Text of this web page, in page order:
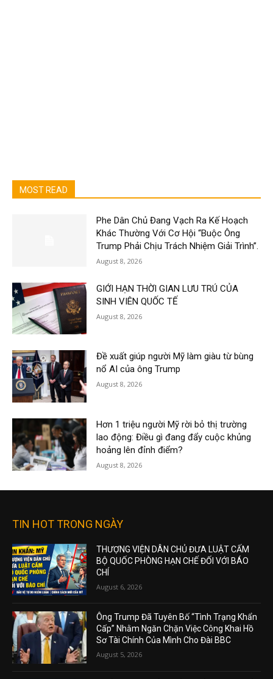
MOST READ
Phe Dân Chủ Đang Vạch Ra Kế Hoạch
Khác Thường Với Cơ Hội “Buộc Ông
Trump Phải Chịu Trách Nhiệm Giải Trình”.
August 8, 2026
GIỚI HẠN THỜI GIAN LƯU TRÚ CỦA
SINH VIÊN QUỐC TẾ
August 8, 2026
Đề xuất giúp người Mỹ làm giàu từ bùng
nổ AI của ông Trump
August 8, 2026
Hơn 1 triệu người Mỹ rời bỏ thị trường
lao động: Điều gì đang đẩy cuộc khủng
hoảng lên đỉnh điểm?
August 8, 2026
TIN HOT TRONG NGÀY
THƯỢNG VIỆN DÂN CHỦ ĐƯA LUẬT CẤM
BỘ QUỐC PHÒNG HẠN CHẾ ĐỐI VỚI BÁO
CHÍ
August 6, 2026
Ông Trump Đã Tuyên Bố “Tình Trạng Khẩn
Cấp” Nhằm Ngăn Chặn Việc Công Khai Hồ
Sơ Tài Chính Của Mình Cho Đài BBC
August 5, 2026